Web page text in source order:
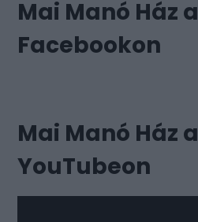
Mai Manó Ház a
Facebookon
Mai Manó Ház a
YouTubeon